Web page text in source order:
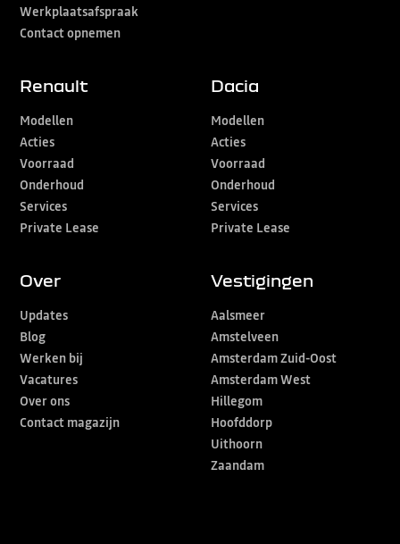
Werkplaatsafspraak
Contact opnemen
Renault
Modellen
Acties
Voorraad
Onderhoud
Services
Private Lease
Dacia
Modellen
Acties
Voorraad
Onderhoud
Services
Private Lease
Over
Updates
Blog
Werken bij
Vacatures
Over ons
Contact magazijn
Vestigingen
Aalsmeer
Amstelveen
Amsterdam Zuid-Oost
Amsterdam West
Hillegom
Hoofddorp
Uithoorn
Zaandam